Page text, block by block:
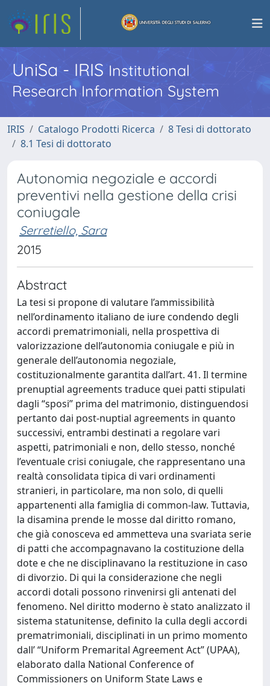
UniSa - IRISInstitutional
Research Information System
IRIS Catalogo Prodotti Ricerca
8 Tesi di dottorato
8.1 Tesi di dottorato
Autonomia negoziale e accordi
preventivi nella gestione della crisi
coniugale
Serretiello, Sara
2015
Abstract
La tesi si propone di valutare l’ammissibilità
nell’ordinamento italiano de iure condendo degli
accordi prematrimoniali, nella prospettiva di
valorizzazione dell’autonomia coniugale e più in
generale dell’autonomia negoziale,
costituzionalmente garantita dall’art. 41. Il termine
prenuptial agreements traduce quei patti stipulati
dagli “sposi” prima del matrimonio, distinguendosi
pertanto dai post-nuptial agreements in quanto
successivi, entrambi destinati a regolare vari
aspetti, patrimoniali e non, dello stesso, nonché
l’eventuale crisi coniugale, che rappresentano una
realtà consolidata tipica di vari ordinamenti
stranieri, in particolare, ma non solo, di quelli
appartenenti alla famiglia di common-law. Tuttavia,
la disamina prende le mosse dal diritto romano,
che già conosceva ed ammetteva una svariata serie
di patti che accompagnavano la costituzione della
dote e che ne disciplinavano la restituzione in caso
di divorzio. Di qui la considerazione che negli
accordi dotali possono rinvenirsi gli antenati del
fenomeno. Nel diritto moderno è stato analizzato il
sistema statunitense, definito la culla degli accordi
prematrimoniali, disciplinati in un primo momento
dall’ “Uniform Premarital Agreement Act” (UPAA),
elaborato dalla National Conference of
Commissioners on Uniform State Laws e